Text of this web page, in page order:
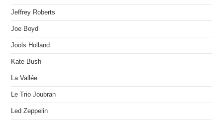
Jeffrey Roberts
Joe Boyd
Jools Holland
Kate Bush
La Vallée
Le Trio Joubran
Led Zeppelin